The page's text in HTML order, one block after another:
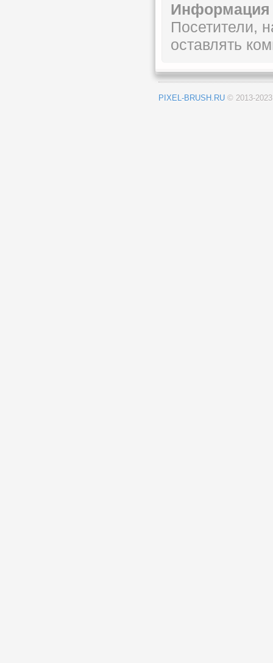
Информация
Посетители,
оставлять
PIXEL-BRUSH.RU © 2013-